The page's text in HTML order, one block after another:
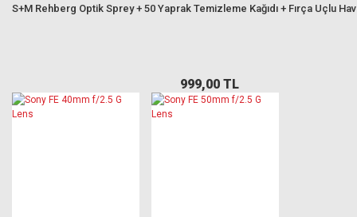
S+M Rehberg Optik Sprey + 50 Yaprak Temizleme Kağıdı + Fırça Uçlu
999,00 TL